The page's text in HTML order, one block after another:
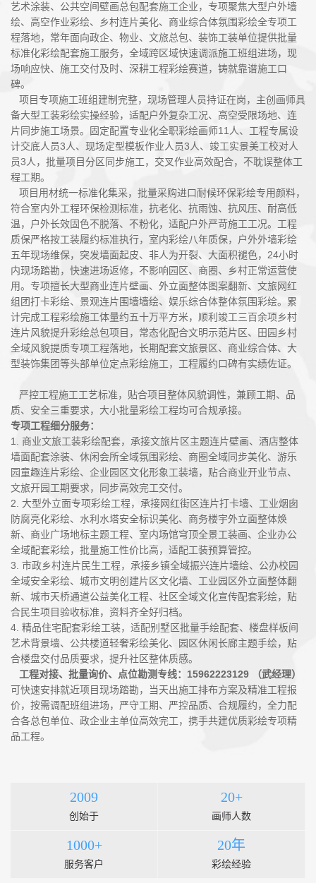
艺术涂装、公共空间壁画总包配套施工企业，专项聚焦大型户外墙
绘、高空作业彩绘、乡村连片美化、商业综合体氛围彩绘全专项工
程落地，常年面向政企、物业、文旅总包、装饰工装单位提供批量
标准化彩绘配套施工服务，全域跨区域快速调派施工班组进场，现
场响应快、施工交付及时、深耕工程彩绘赛道，铸就靠谱施工口
碑。
项目专项施工班组建制完整，现场管理人员持证在岗，主创画师具
备大型工装彩绘实操经验，适配户外复杂工况、高空受限场地、连
片同步施工场景。固定配置专业化全职彩绘画师11人、工程专属设
计交底人员3人、现场定型模板作业人员3人、竣工实景美工校对人
员3人，批量项目分区同步施工，交叉作业高效配合，不耽误整体工
程工期。
项目用材统一标准化集采，批量采购进口耐候环保彩绘专用颜料，
符合室内外工程环保检测标准，抗老化、抗雨蚀、抗风压、耐高低
温，户外长效固色不脱落、不粉化，适配户外严苛施工工况。工程
质保严格按工装履约标准执行，室内彩绘八年质保，户外外墙彩绘
五年现场维保，突发墙面起皮、非人为开裂、大面积褪色，24小时
内现场踏勘，快速进场返修，不影响园区、商圈、乡村正常运营使
用。专项擅长大型商业连片壁画、外立面整体图案翻新、文旅网红
组团打卡彩绘、景观连片围墙墙绘、娱乐综合体整体氛围彩绘。累
计完成工程彩绘施工体量约五十万平方米，顺利竣工三百余项乡村
连片风貌提升彩绘总包项目，常态化配合文明示范片区、田园乡村
全域风貌提质专项工程落地，长期配套文旅景区、商业综合体、大
型装饰集团等头部单位定点彩绘施工，工程履约口碑有实绩佐证。
严控工程施工工艺标准，贴合项目整体风貌调性，兼顾工期、品
质、安全三重要求，大小批量彩绘工程均可合规承接。
专项工程细分服务：
1. 商业文旅工装彩绘配套，承接文旅片区主题连片壁画、酒店整体
墙面配套涂装、休闲会所全域氛围彩绘、商圈全域同步美化、游乐
园童趣连片彩绘、企业园区文化形象工装墙，贴合商业开业节点、
文旅开园工期要求，同步高效完工交付。
2. 大型外立面专项彩绘工程，承接网红街区连片打卡墙、工业烟囱
防腐亮化彩绘、水利水塔安全标识美化、商务楼宇外立面整体焕
新、商业广场地标主题工程、室内场馆穹顶全景工装画、企业办公
全域配套彩绘，批量施工性价比高，适配工装预算管控。
3. 市政乡村连片民生工程，承接乡镇全域振兴连片墙绘、公办校园
全域安全彩绘、城市文明创建片区文化墙、工业园区外立面整体翻
新、城市天桥通道公益美化工程、社区全域文化宣传配套彩绘，贴
合民生项目验收标准，资料齐全好归档。
4. 精品住宅配套彩绘工装，适配别墅区批量手绘配套、楼盘样板间
艺术背景墙、公共楼道轻奢彩绘美化、园区休闲长廊主题手绘，贴
合楼盘交付品质要求，提升社区整体质感。
工程对接、批量询价、点位勘测专线：15962223129 （武经理）
可快速安排就近项目现场踏勘，当天出施工排布方案及精准工程报
价，按需调配班组进场，严守工期、严控品质、合规履约，全力配
合各总包单位、政企业主单位高效完工，携手共建优质彩绘专项精
品工程。
2009
创始于
20+
画师人数
1000+
服务客户
20年
彩绘经验